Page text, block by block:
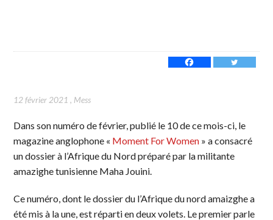
12 février 2021 , Mess
Dans son numéro de février, publié le 10 de ce mois-ci, le
magazine anglophone « Moment For Women » a consacré
un dossier à l’Afrique du Nord préparé par la militante
amazighe tunisienne Maha Jouini.
Ce numéro, dont le dossier du l’Afrique du nord amaizghe a
été mis à la une, est réparti en deux volets. Le premier parle